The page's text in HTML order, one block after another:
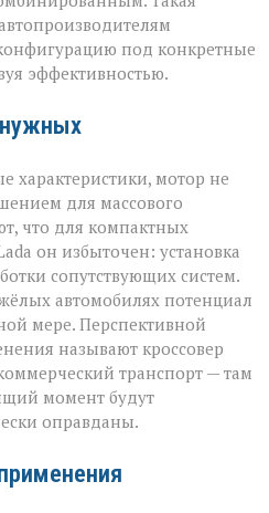
под конкретные
эффективностью.
характеристики, мотор не
для массового
что для компактных
он избыточен: установка
сопутствующих систем.
автомобилях потенциал
мере. Перспективной
называют кроссовер
транспорт — там
момент будут
оправданы.